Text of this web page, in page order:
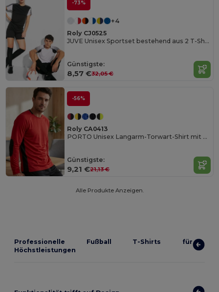
-73%
+4
Roly CJ0525
JUVE Unisex Sportset bestehend aus 2 T-Shirts + 1 Shorts
Günstigste:
8,57 €32,05 €
-56%
Roly CA0413
PORTO Unisex Langarm-Torwart-Shirt mit Raglanärmeln
Günstigste:
9,21 €21,13 €
Alle Produkte Anzeigen.
Professionelle Fußball T-Shirts für
Höchstleistungen